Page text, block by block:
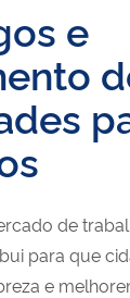
e
de
para que
e